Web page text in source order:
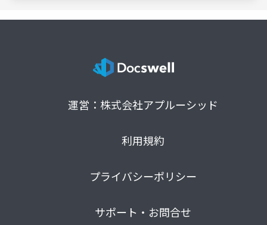
運営：株式会社アプルーシッド
利用規約
プライバシーポリシー
サポート・お問合せ